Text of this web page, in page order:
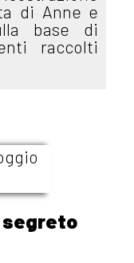
di Anne e
base di
raccolti